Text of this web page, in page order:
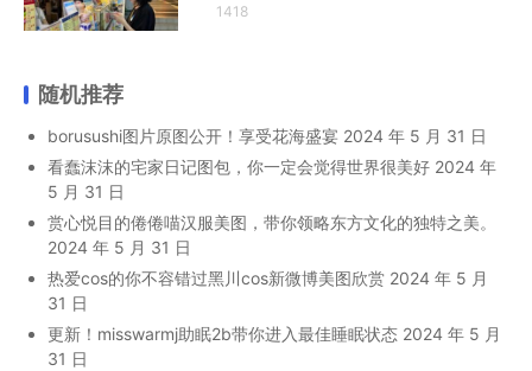
1418
随机推荐
borusushi图片原图公开！享受花海盛宴 2024 年 5 月 31 日
看蠢沫沫的宅家日记图包，你一定会觉得世界很美好 2024 年
5 月 31 日
赏心悦目的倦倦喵汉服美图，带你领略东方文化的独特之美。
2024 年 5 月 31 日
热爱cos的你不容错过黑川cos新微博美图欣赏 2024 年 5 月
31 日
更新！misswarmj助眠2b带你进入最佳睡眠状态 2024 年 5 月
31 日